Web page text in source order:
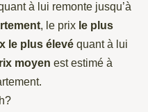
à lui remonte jusqu’à
, le prix le plus
le plus élevé quant à lui
moyen est estimé à